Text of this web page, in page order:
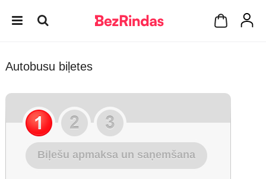
Autobusu biļetes
Biļešu apmaksa un saņemšana